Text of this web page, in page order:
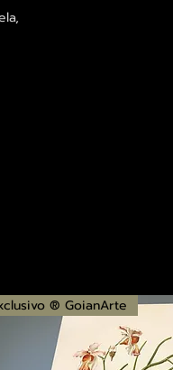
® GoianArte